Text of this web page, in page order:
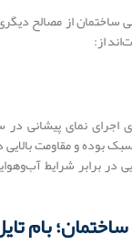
ساختمان از مصالح
از:
نمای پیشانی
بوده و مقاومت
در برابر شرایط